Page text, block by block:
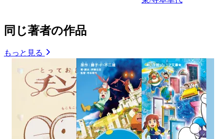
同じ著者の作品
もっと見る